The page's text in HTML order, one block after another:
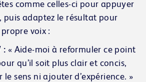
comme celles-ci pour appuyer
puis adaptez le résultat pour
voix :
: « Aide-moi à reformuler ce point
qu’il soit plus clair et concis,
le sens ni ajouter d’expérience. »